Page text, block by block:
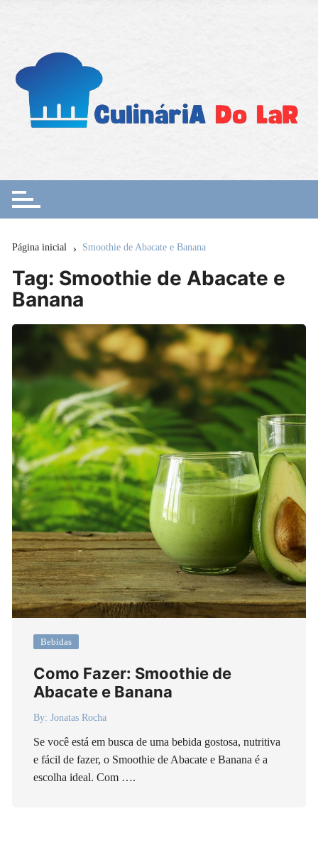
conteúdo
Página inicial Smoothie de Abacate e Banana
Tag: Smoothie de Abacate e
Banana
Bebidas
Como Fazer: Smoothie de
Abacate e Banana
By: Jonatas Rocha
Se você está em busca de uma bebida gostosa, nutritiva
e fácil de fazer, o Smoothie de Abacate e Banana é a
escolha ideal. Com ….